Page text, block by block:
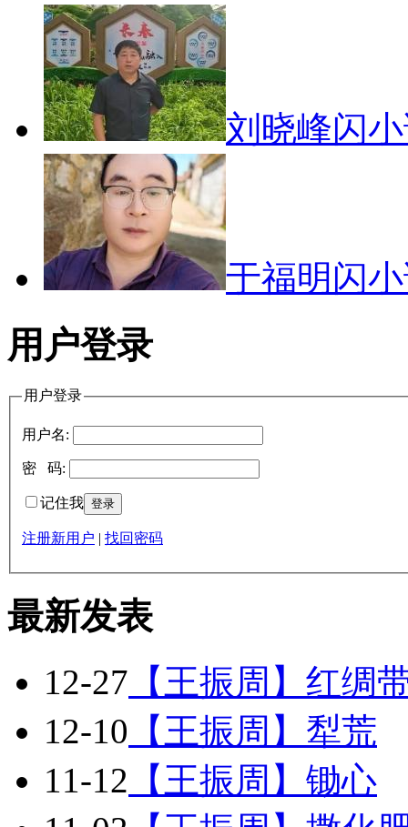
刘晓峰闪
于福明闪
用户登录
用户登录
用户名:
密 码:
记住我
注册新用户 | 找回密码
最新发表
12-27 【王振周】红绸
12-10 【王振周】犁荒
11-12 【王振周】锄心